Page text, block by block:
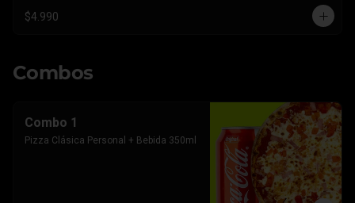
$4.990
Combos
Combo 1
Pizza Clásica Personal + Bebida 350ml